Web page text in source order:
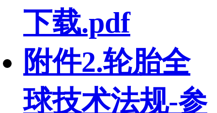
下载.pdf
附件2.轮胎全
球技术法规-参